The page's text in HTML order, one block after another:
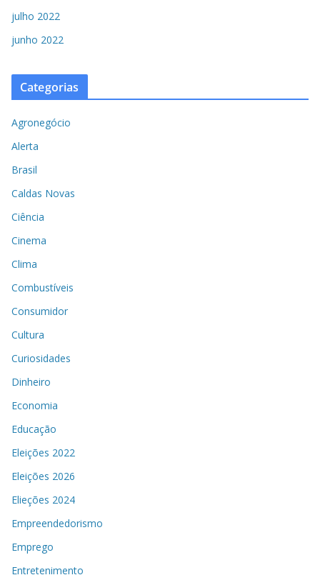
julho 2022
junho 2022
Categorias
Agronegócio
Alerta
Brasil
Caldas Novas
Ciência
Cinema
Clima
Combustíveis
Consumidor
Cultura
Curiosidades
Dinheiro
Economia
Educação
Eleições 2022
Eleições 2026
Elieções 2024
Empreendedorismo
Emprego
Entretenimento